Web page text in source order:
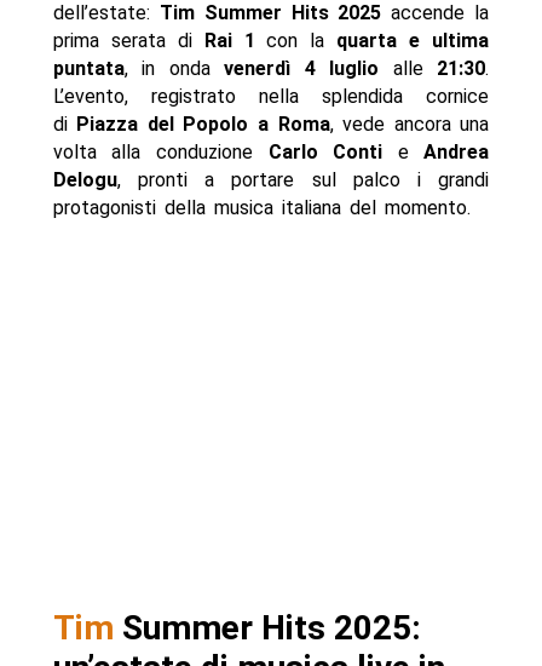
dell’estate: Tim Summer Hits 2025 accende la
prima serata di Rai 1 con la quarta e ultima
puntata, in ondavenerdì 4 luglio alle 21:30.
L’evento, registrato nella splendida cornice
di Piazza del Popolo a Roma, vede ancora una
volta alla conduzione Carlo Conti eAndrea
Delogu, pronti a portare sul palco i grandi
protagonisti della musica italiana del momento.
Tim Summer Hits 2025: